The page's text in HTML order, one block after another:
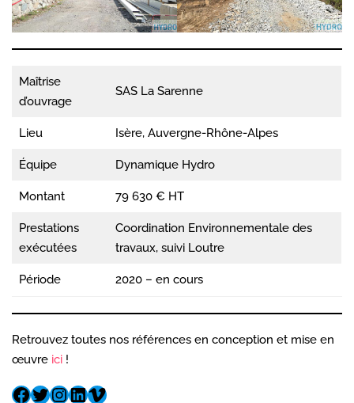
Maîtrise
d’ouvrage
SAS La Sarenne
Lieu Isère, Auvergne-Rhône-Alpes
Équipe Dynamique Hydro
Montant 79 630 € HT
Prestations
exécutées
Coordination Environnementale des
travaux, suivi Loutre
Période 2020 – en cours
Retrouvez toutes nos références en conception et mise en
œuvre ici !